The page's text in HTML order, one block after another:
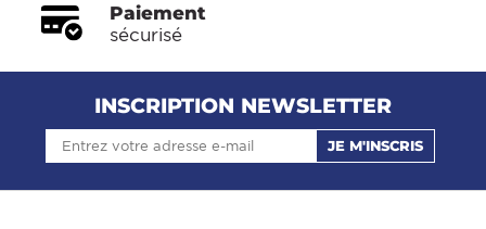
Paiement
sécurisé
INSCRIPTION NEWSLETTER
JE M'INSCRIS